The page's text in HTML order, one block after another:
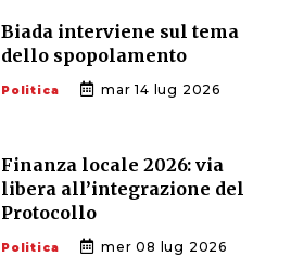
Biada interviene sul tema
dello spopolamento
Politica mar 14 lug 2026
Finanza locale 2026: via
libera all’integrazione del
Protocollo
Politica mer 08 lug 2026